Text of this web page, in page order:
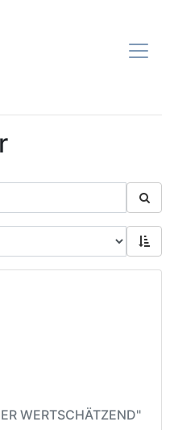
WERTSCHÄTZEND"